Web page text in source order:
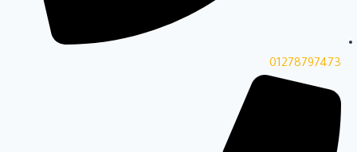
01278797473